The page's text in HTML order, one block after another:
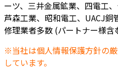
ーツ、三井金属鉱業、四電工
芦森工業、昭和電工、UACJ
修理業者多数 (パートナー様含
※当社は個人情報保護方針の
しています。